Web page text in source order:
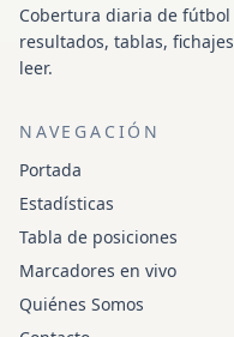
Cobertura diaria de
resultados, tablas,
leer.
NAVEGACIÓN
Portada
Estadísticas
Tabla de posiciones
Marcadores en vivo
Quiénes Somos